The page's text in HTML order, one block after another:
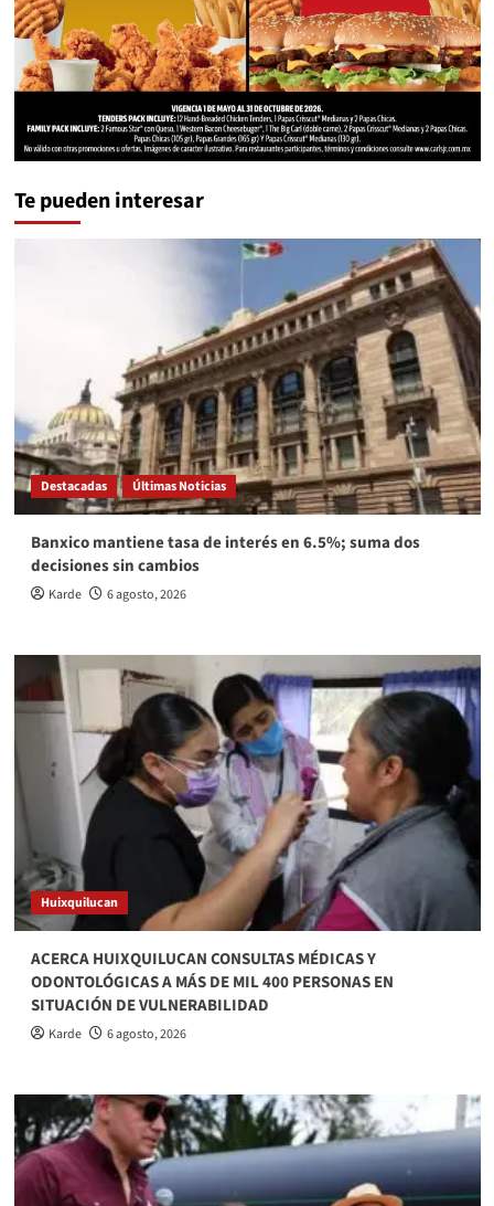
Te pueden interesar
Destacadas Últimas Noticias
Banxico mantiene tasa de interés en 6.5%; suma dos
decisiones sin cambios
Karde 6 agosto, 2026
Huixquilucan
ACERCA HUIXQUILUCAN CONSULTAS MÉDICAS Y
ODONTOLÓGICAS A MÁS DE MIL 400 PERSONAS EN
SITUACIÓN DE VULNERABILIDAD
Karde 6 agosto, 2026